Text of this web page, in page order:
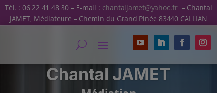
Tél. : 06 22 41 48 80 – E-mail : chantaljamet@yahoo.fr – Chantal
JAMET, Médiateure – Chemin du Grand Pinée 83440 CALLIAN
Chantal JAMET